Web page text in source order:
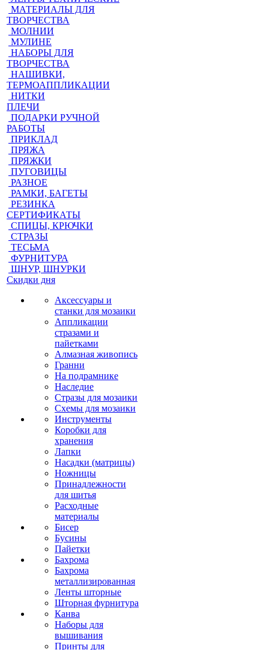
МАТЕРИАЛЫ ДЛЯ
ТВОРЧЕСТВА
МОЛНИИ
МУЛИНЕ
НАБОРЫ ДЛЯ
ТВОРЧЕСТВА
НАШИВКИ,
ТЕРМОАППЛИКАЦИИ
НИТКИ
ПЛЕЧИ
ПОДАРКИ РУЧНОЙ
РАБОТЫ
ПРИКЛАД
ПРЯЖА
ПРЯЖКИ
ПУГОВИЦЫ
РАЗНОЕ
РАМКИ, БАГЕТЫ
РЕЗИНКА
СЕРТИФИКАТЫ
СПИЦЫ, КРЮЧКИ
СТРАЗЫ
ТЕСЬМА
ФУРНИТУРА
ШНУР, ШНУРКИ
Скидки дня
Аксессуары и
станки для мозаики
Аппликации
стразами и
пайетками
Алмазная живопись
Гранни
На подрамнике
Наследие
Стразы для мозаики
Схемы для мозаики
Инструменты
Коробки для
хранения
Лапки
Насадки (матрицы)
Ножницы
Принадлежности
для шитья
Расходные
материалы
Бисер
Бусины
Пайетки
Бахрома
Бахрома
металлизированная
Ленты шторные
Шторная фурнитура
Канва
Наборы для
вышивания
Принты для